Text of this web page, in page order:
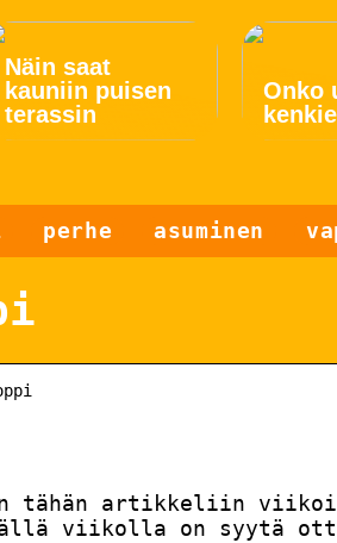
Näin saat
kauniin puisen
terassin
Onko
perhe asuminen
tähän artikkeliin
viikolla on syytä